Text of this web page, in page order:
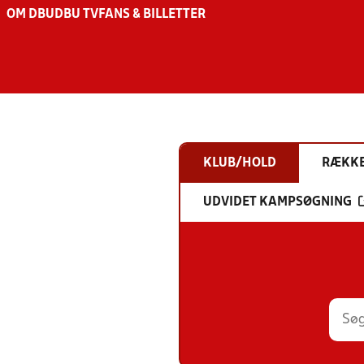
OM DBU DBU TV FANS & BILLETTER
KLUB/HOLD
UDVIDET KAMPSØGNING